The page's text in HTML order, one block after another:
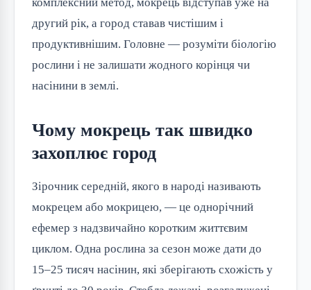
другий рік, а город ставав чистішим і
продуктивнішим. Головне — розуміти біологію
рослини і не залишати жодного корінця чи
насінини в землі.
Чому мокрець так швидко
захоплює город
Зірочник середній, якого в народі називають
мокрецем або мокрицею, — це однорічний
ефемер з надзвичайно коротким життєвим
циклом. Одна рослина за сезон може дати до
15–25 тисяч насінин, які зберігають схожість у